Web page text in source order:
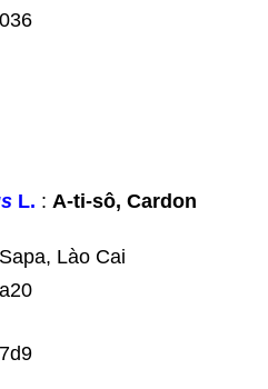
L. : A-ti-sô, Cardon
Lào Cai